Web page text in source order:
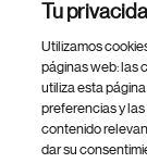
Footer Site
Tu
Utilizamos
páginas web: las
utiliza esta
preferencias y
contenido
dar su